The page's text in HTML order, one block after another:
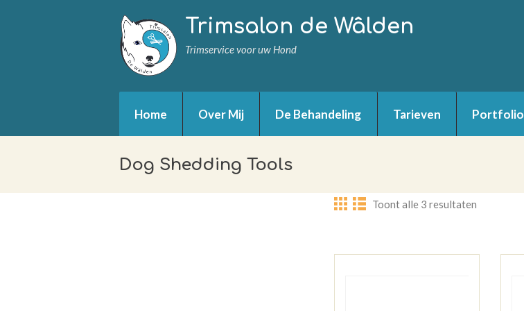
Trimsalon de Wâlden
Trimservice voor uw Hond
Home Over Mij De Behandeling Tarieven Portfolio
Dog Shedding Tools
Toont alle 3 resultaten